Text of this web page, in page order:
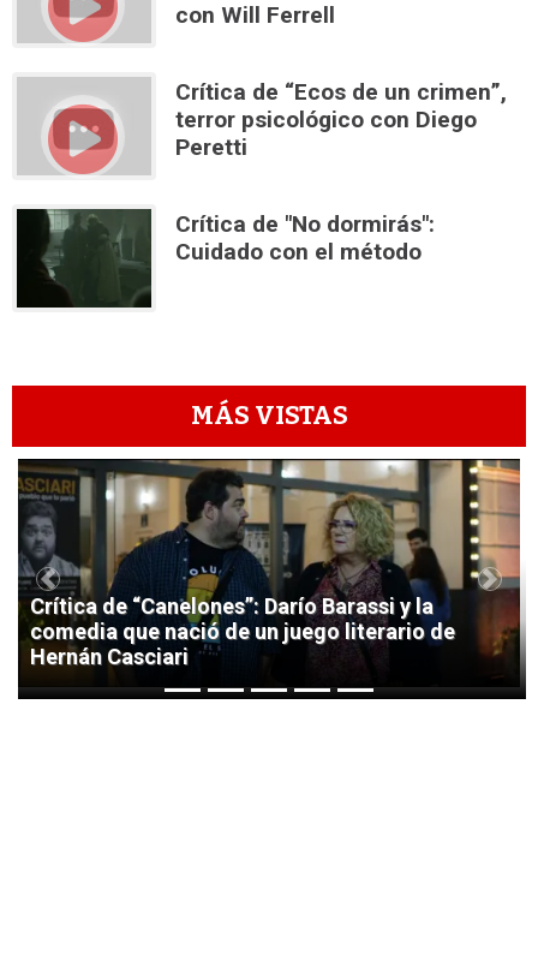
con Will Ferrell
Crítica de “Ecos de un crimen”,
terror psicológico con Diego
Peretti
Crítica de "No dormirás":
Cuidado con el método
MÁS VISTAS
1
Crítica de “Canelones”: Darío Barassi y la
comedia que nació de un juego literario de
Hernán Casciari
Previous Next